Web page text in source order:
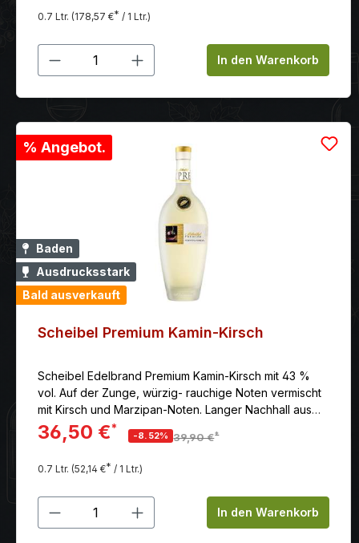
durch eine elegante Struktur und ein kraftvoll helles
Aroma, voller Klarheit und Frucht.
0.7 Ltr. (178,57 €* / 1 Ltr.)
Produkt Anzahl: Gib denIn den Warenkorb
% Angebot.
Baden
Ausdrucksstark
Bald ausverkauft
Scheibel Premium Kamin-Kirsch
Scheibel Edelbrand Premium Kamin-Kirsch mit 43 %
vol. Auf der Zunge, würzig- rauchige Noten vermischt
mit Kirsch und Marzipan-Noten. Langer Nachhall aus
einer suptilen, kühlen Kirsch-Rauch Note.
36,50 €*
-8.52% 39,90 €*
0.7 Ltr. (52,14 €* / 1 Ltr.)
Produkt Anzahl: Gib denIn den Warenkorb